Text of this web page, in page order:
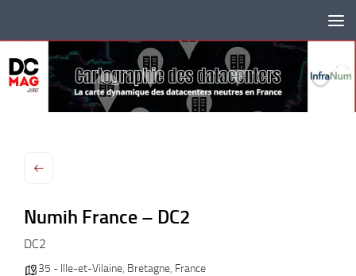
Numih France – DC2
DC2
35 - Ille-et-Vilaine, Bretagne, France